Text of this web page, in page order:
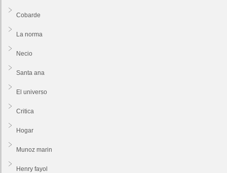
Cobarde
La norma
Necio
Santa ana
El universo
Critica
Hogar
Munoz marin
Henry fayol